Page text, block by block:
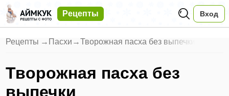
Рецепты Вход
Рецепты → Пасхи →Творожная пасха без выпечки
Творожная пасха без
выпечки